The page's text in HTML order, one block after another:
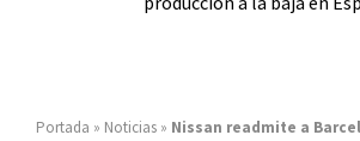
Portada » Noticias » Nissan readmite a